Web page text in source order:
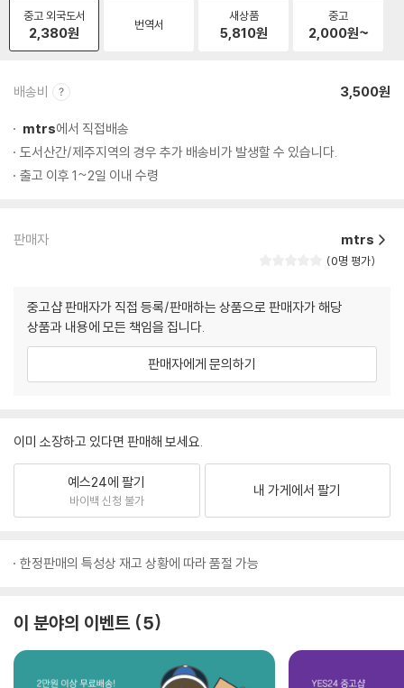
중고 외국도서
2,380원 번역서
새상품
5,810원
중고
2,000원~
배송비 3,500원
mtrs에서 직접배송
도서산간/제주지역의 경우 추가 배송비가 발생할 수 있습니다.
출고 이후 1~2일 이내 수령
판매자 mtrs
0명 평가
중고샵 판매자가 직접 등록/판매하는 상품으로 판매자가 해당
상품과 내용에 모든 책임을 집니다.
판매자에게 문의하기
이미 소장하고 있다면 판매해 보세요.
예스24에 팔기
바이백 신청 불가
내 가게에서 팔기
한정판매의 특성상 재고 상황에 따라 품절 가능
이 분야의 이벤트 5